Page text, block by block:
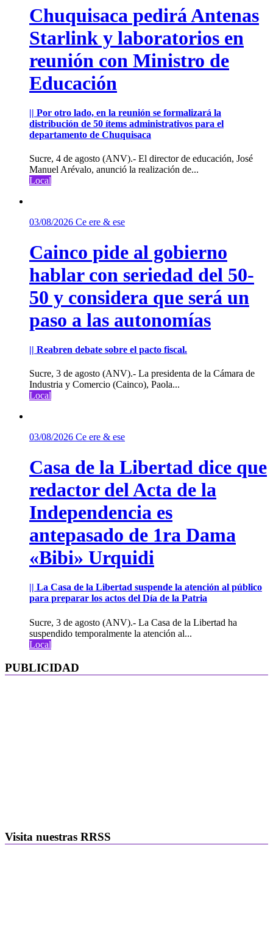
Chuquisaca pedirá Antenas
Starlink y laboratorios en
reunión con Ministro de
Educación
|| Por otro lado, en la reunión se formalizará la
distribución de 50 ítems administrativos para el
departamento de Chuquisaca
Sucre, 4 de agosto (ANV).- El director de educación, José
Manuel Arévalo, anunció la realización de...
Local
03/08/2026 Ce ere & ese
Cainco pide al gobierno
hablar con seriedad del 50-
50 y considera que será un
paso a las autonomías
|| Reabren debate sobre el pacto fiscal.
Sucre, 3 de agosto (ANV).- La presidenta de la Cámara de
Industria y Comercio (Cainco), Paola...
Local
03/08/2026 Ce ere & ese
Casa de la Libertad dice que
redactor del Acta de la
Independencia es
antepasado de 1ra Dama
«Bibi» Urquidi
|| La Casa de la Libertad suspende la atención al público
para preparar los actos del Día de la Patria
Sucre, 3 de agosto (ANV).- La Casa de la Libertad ha
suspendido temporalmente la atención al...
Local
PUBLICIDAD
Visita nuestras RRSS